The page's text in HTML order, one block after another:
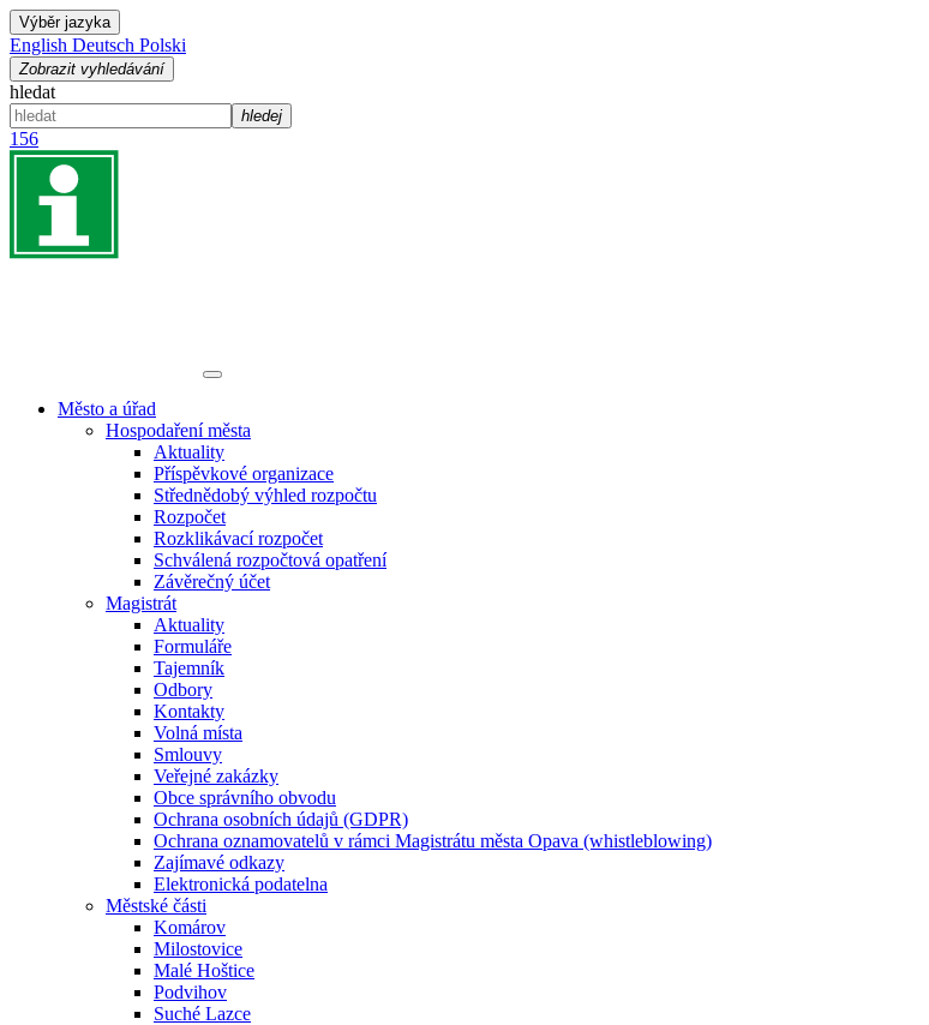
Výběr jazyka
English Deutsch Polski
Zobrazit vyhledávání
hledat
hledej
156
Město a úřad
Hospodaření města
Aktuality
Příspěvkové organizace
Střednědobý výhled rozpočtu
Rozpočet
Rozklikávací rozpočet
Schválená rozpočtová opatření
Závěrečný účet
Magistrát
Aktuality
Formuláře
Tajemník
Odbory
Kontakty
Volná místa
Smlouvy
Veřejné zakázky
Obce správního obvodu
Ochrana osobních údajů (GDPR)
Ochrana oznamovatelů v rámci Magistrátu města Opava (whistleblowing)
Zajímavé odkazy
Elektronická podatelna
Městské části
Komárov
Milostovice
Malé Hoštice
Podvihov
Suché Lazce